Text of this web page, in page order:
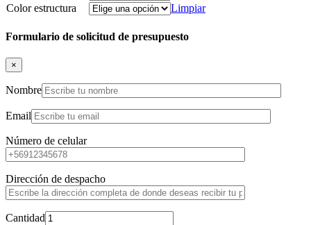
Color estructura
Limpiar
Formulario de solicitud de presupuesto
×
Nombre
Email
Número de celular
Dirección de despacho
Cantidad